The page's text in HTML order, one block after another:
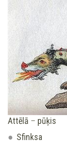
Attēlā – pūķis
Sfinksa